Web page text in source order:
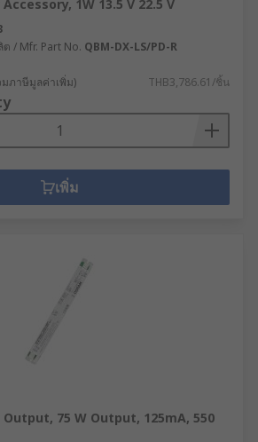
1W 13.5 V 22.5 V
/ Mfr. Part No. QBM-DX-LS/PD-R
มภาษีมูลค่าเพิ่ม) THB3,786.61/ชิ้น
เพิ่ม
Output, 75 W Output, 125mA, 550